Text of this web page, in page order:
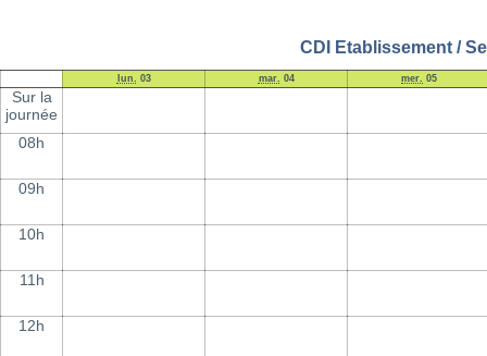
CDI Etablissement /
lun. 03 mar. 04 mer. 05
Sur la
journée
08h
09h
10h
11h
12h